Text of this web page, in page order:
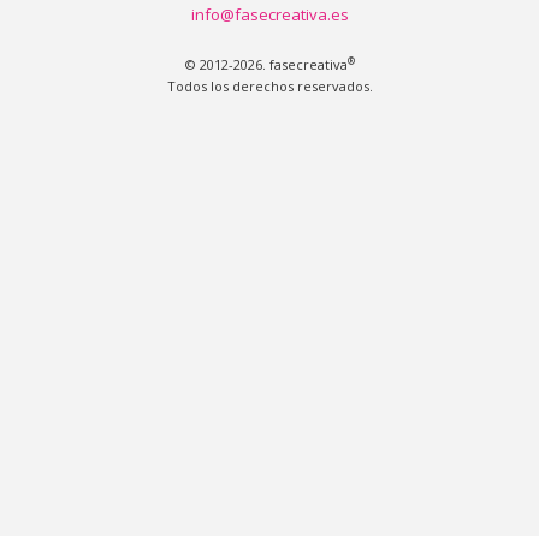
info@fasecreativa.es
© 2012-2026. fasecreativa®
Todos los derechos reservados.